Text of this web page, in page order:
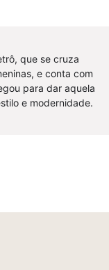
bebê-
minimalista-
estiloso
que se cruza
e conta com
para dar aquela
e modernidade.